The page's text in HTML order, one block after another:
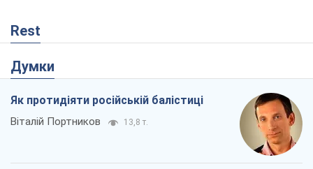
Rest
Думки
Як протидіяти російській балістиці
Віталій Портников 13,8 т.